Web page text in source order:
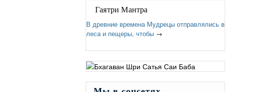
Гаятри Мантра
В древние времена Мудрецы отправлялись в
леса и пещеры, чтобы →